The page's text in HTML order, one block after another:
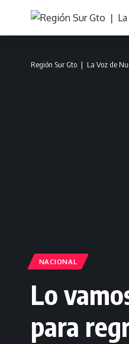
Región Sur Gto ❘ La Voz de
NACIONAL
Lo
para